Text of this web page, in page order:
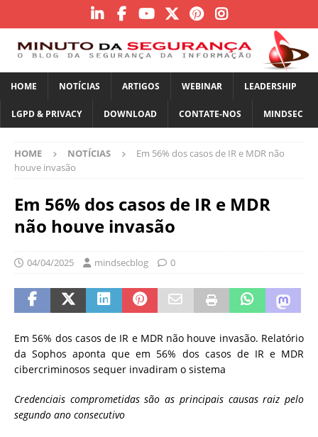
HOME NOTÍCIAS ARTIGOS WEBINAR LEADERSHIP
LGPD & PRIVACY DOWNLOAD CONTATE-NOS MINDSEC
HOME NOTÍCIAS
Em 56% dos casos de IR e MDR não
houve invasão
Em 56% dos casos de IR e MDR
não houve invasão
04/04/2025 mindsecblog 0
Em 56% dos casos de IR e MDR não houve invasão. Relatório
da Sophos aponta que em 56% dos casos de IR e MDR
cibercriminosos sequer invadiram o sistema
Credenciais comprometidas são as principais causas raiz pelo
segundo ano consecutivo